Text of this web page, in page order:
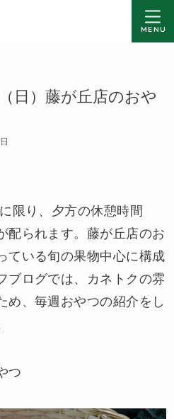
MENU
日）藤が丘店のおや
限り、夕方の休憩時間
配られます。藤が丘店のお
ている旬の果物中心に構成
ブログでは、カネトクの雰
め、毎週おやつの紹介をし
つ